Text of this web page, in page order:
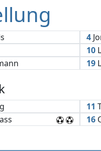
4
10
19
11
16